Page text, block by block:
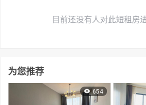
目前还没有人对此短租房
为您推荐
654